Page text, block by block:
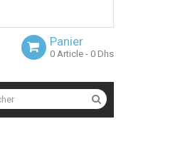
Panier
0 Article - 0 Dhs